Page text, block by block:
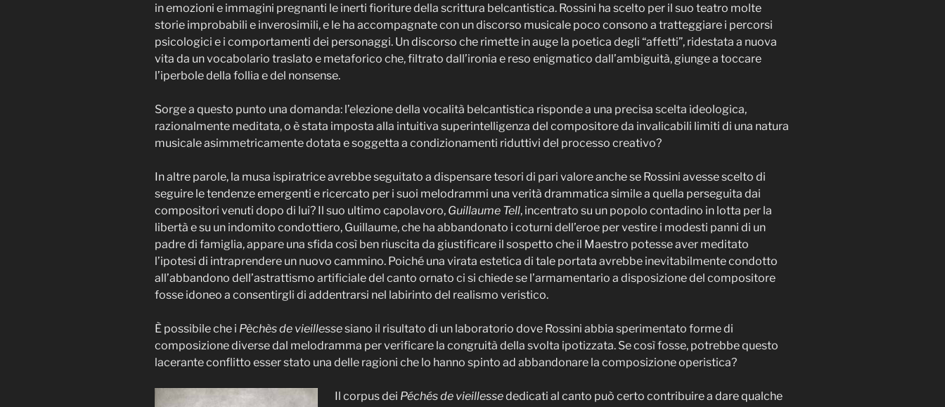
in emozioni e immagini pregnanti le inerti fioriture della scrittura belcantistica. Rossini ha scelto per il suo teatro molte
storie improbabili e inverosimili, e le ha accompagnate con un discorso musicale poco consono a tratteggiare i percorsi
psicologici e i comportamenti dei personaggi. Un discorso che rimette in auge la poetica degli “affetti”, ridestata a nuova
vita da un vocabolario traslato e metaforico che, filtrato dall’ironia e reso enigmatico dall’ambiguità, giunge a toccare
l’iperbole della follia e del nonsense.
Sorge a questo punto una domanda: l’elezione della vocalità belcantistica risponde a una precisa scelta ideologica,
razionalmente meditata, o è stata imposta alla intuitiva superintelligenza del compositore da invalicabili limiti di una natura
musicale asimmetricamente dotata e soggetta a condizionamenti riduttivi del processo creativo?
In altre parole, la musa ispiratrice avrebbe seguitato a dispensare tesori di pari valore anche se Rossini avesse scelto di
seguire le tendenze emergenti e ricercato per i suoi melodrammi una verità drammatica simile a quella perseguita dai
compositori venuti dopo di lui? Il suo ultimo capolavoro, Guillaume Tell, incentrato su un popolo contadino in lotta per la
libertà e su un indomito condottiero, Guillaume, che ha abbandonato i coturni dell’eroe per vestire i modesti panni di un
padre di famiglia, appare una sfida così ben riuscita da giustificare il sospetto che il Maestro potesse aver meditato
l’ipotesi di intraprendere un nuovo cammino. Poiché una virata estetica di tale portata avrebbe inevitabilmente condotto
all’abbandono dell’astrattismo artificiale del canto ornato ci si chiede se l’armamentario a disposizione del compositore
fosse idoneo a consentirgli di addentrarsi nel labirinto del realismo veristico.
È possibile che i Pèchès de vieillessesiano il risultato di un laboratorio dove Rossini abbia sperimentato forme di
composizione diverse dal melodramma per verificare la congruità della svolta ipotizzata. Se così fosse, potrebbe questo
lacerante conflitto esser stato una delle ragioni che lo hanno spinto ad abbandonare la composizione operistica?
Il corpus dei Péchés de vieillessededicati al canto può certo contribuire a dare qualche